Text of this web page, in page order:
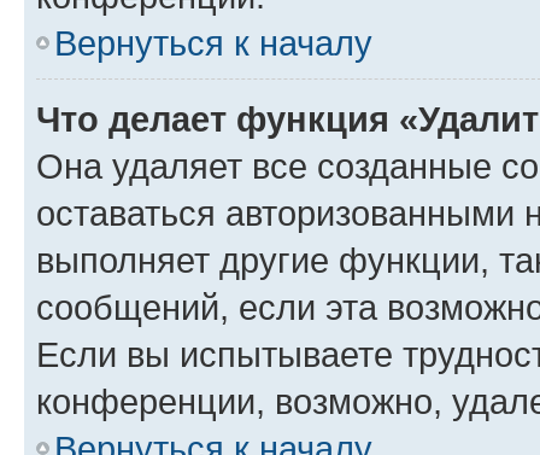
Вернуться к началу
Что делает функция
Она удаляет все созданные
оставаться авторизованными
выполняет другие функции,
сообщений, если эта
Если вы испытываете
конференции, возможно,